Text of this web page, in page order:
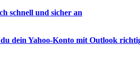
schnell und sicher an
dein Yahoo-Konto mit Outlook